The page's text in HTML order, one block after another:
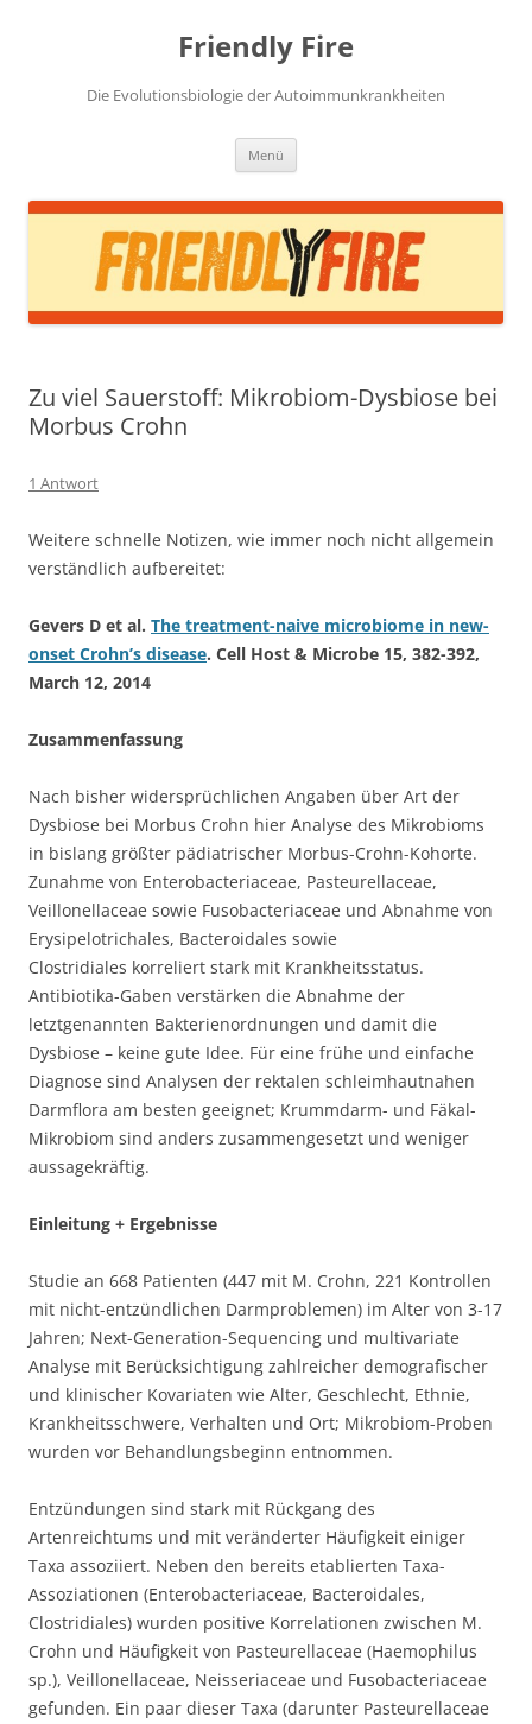
Friendly Fire
Die Evolutionsbiologie der Autoimmunkrankheiten
Menü
Zu viel Sauerstoff: Mikrobiom-Dysbiose bei
Morbus Crohn
1 Antwort
Weitere schnelle Notizen, wie immer noch nicht allgemein
verständlich aufbereitet:
Gevers D et al. The treatment-naive microbiome in new-
onset Crohn’s disease. Cell Host & Microbe 15, 382-392,
March 12, 2014
Zusammenfassung
Nach bisher widersprüchlichen Angaben über Art der
Dysbiose bei Morbus Crohn hier Analyse des Mikrobioms
in bislang größter pädiatrischer Morbus-Crohn-Kohorte.
Zunahme von Enterobacteriaceae, Pasteurellaceae,
Veillonellaceae sowie Fusobacteriaceae und Abnahme von
Erysipelotrichales, Bacteroidales sowie
Clostridiales korreliert stark mit Krankheitsstatus.
Antibiotika-Gaben verstärken die Abnahme der
letztgenannten Bakterienordnungen und damit die
Dysbiose – keine gute Idee. Für eine frühe und einfache
Diagnose sind Analysen der rektalen schleimhautnahen
Darmflora am besten geeignet; Krummdarm- und Fäkal-
Mikrobiom sind anders zusammengesetzt und weniger
aussagekräftig.
Einleitung + Ergebnisse
Studie an 668 Patienten (447 mit M. Crohn, 221 Kontrollen
mit nicht-entzündlichen Darmproblemen) im Alter von 3-17
Jahren; Next-Generation-Sequencing und multivariate
Analyse mit Berücksichtigung zahlreicher demografischer
und klinischer Kovariaten wie Alter, Geschlecht, Ethnie,
Krankheitsschwere, Verhalten und Ort; Mikrobiom-Proben
wurden vor Behandlungsbeginn entnommen.
Entzündungen sind stark mit Rückgang des
Artenreichtums und mit veränderter Häufigkeit einiger
Taxa assoziiert. Neben den bereits etablierten Taxa-
Assoziationen (Enterobacteriaceae, Bacteroidales,
Clostridiales) wurden positive Korrelationen zwischen M.
Crohn und Häufigkeit von Pasteurellaceae (Haemophilus
sp.), Veillonellaceae, Neisseriaceae und Fusobacteriaceae
gefunden. Ein paar dieser Taxa (darunter Pasteurellaceae